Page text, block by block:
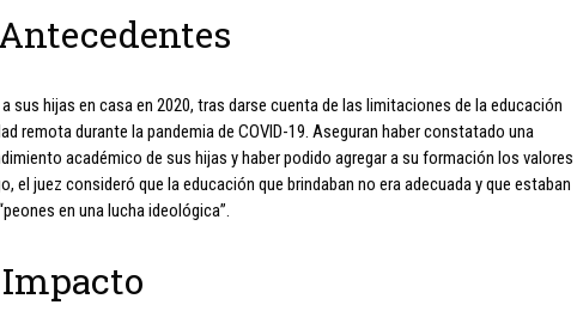
sus hijas en casa en 2020, tras darse cuenta de las limitaciones de la educación
remota durante la pandemia de COVID-19. Aseguran haber constatado una
académico de sus hijas y haber podido agregar a su formación los valores
el juez consideró que la educación que brindaban no era adecuada y que estaban
en una lucha ideológica”.